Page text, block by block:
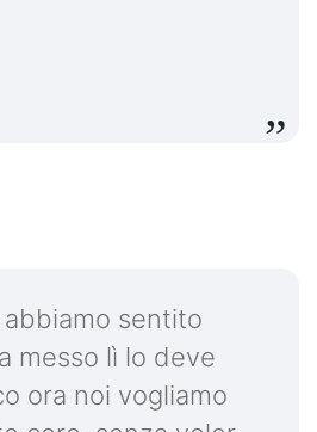
sentito
messo lì lo deve
ora noi vogliamo